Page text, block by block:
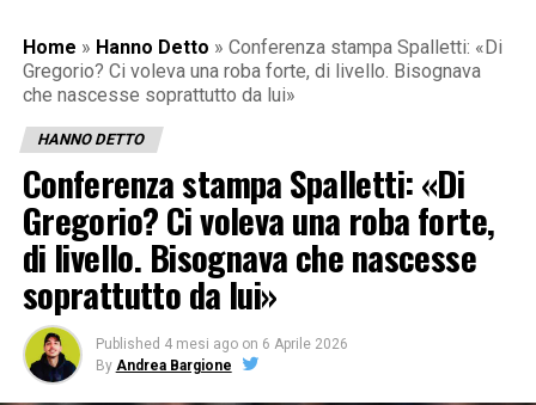
Home » Hanno Detto » Conferenza stampa Spalletti: «Di
Gregorio? Ci voleva una roba forte, di livello. Bisognava
che nascesse soprattutto da lui»
HANNO DETTO
Conferenza stampa Spalletti: «Di
Gregorio? Ci voleva una roba forte,
di livello. Bisognava che nascesse
soprattutto da lui»
Published 4 mesi ago on 6 Aprile 2026
By Andrea Bargione